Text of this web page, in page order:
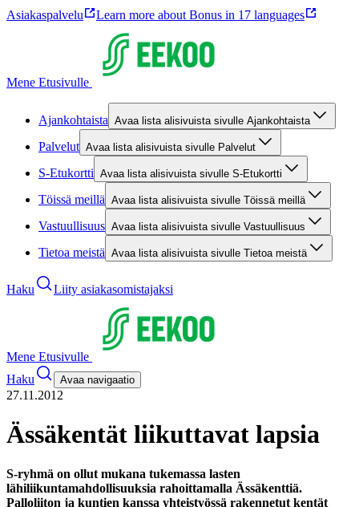
Asiakaspalvelu Learn more about Bonus in 17 languages
Mene Etusivulle
Ajankohtaista Avaa lista alisivuista sivulle Ajankohtaista
Palvelut Avaa lista alisivuista sivulle Palvelut
S-Etukortti Avaa lista alisivuista sivulle S-Etukortti
Töissä meillä Avaa lista alisivuista sivulle Töissä meillä
Vastuullisuus Avaa lista alisivuista sivulle Vastuullisuus
Tietoa meistä Avaa lista alisivuista sivulle Tietoa meistä
Haku Liity asiakasomistajaksi
Mene Etusivulle
Haku
Avaa navigaatio
27.11.2012
Ässäkentät liikuttavat lapsia
S-ryhmä on ollut mukana tukemassa lasten
lähiliikuntamahdollisuuksia rahoittamalla Ässäkenttiä.
Palloliiton ja kuntien kanssa yhteistyössä rakennetut kentät